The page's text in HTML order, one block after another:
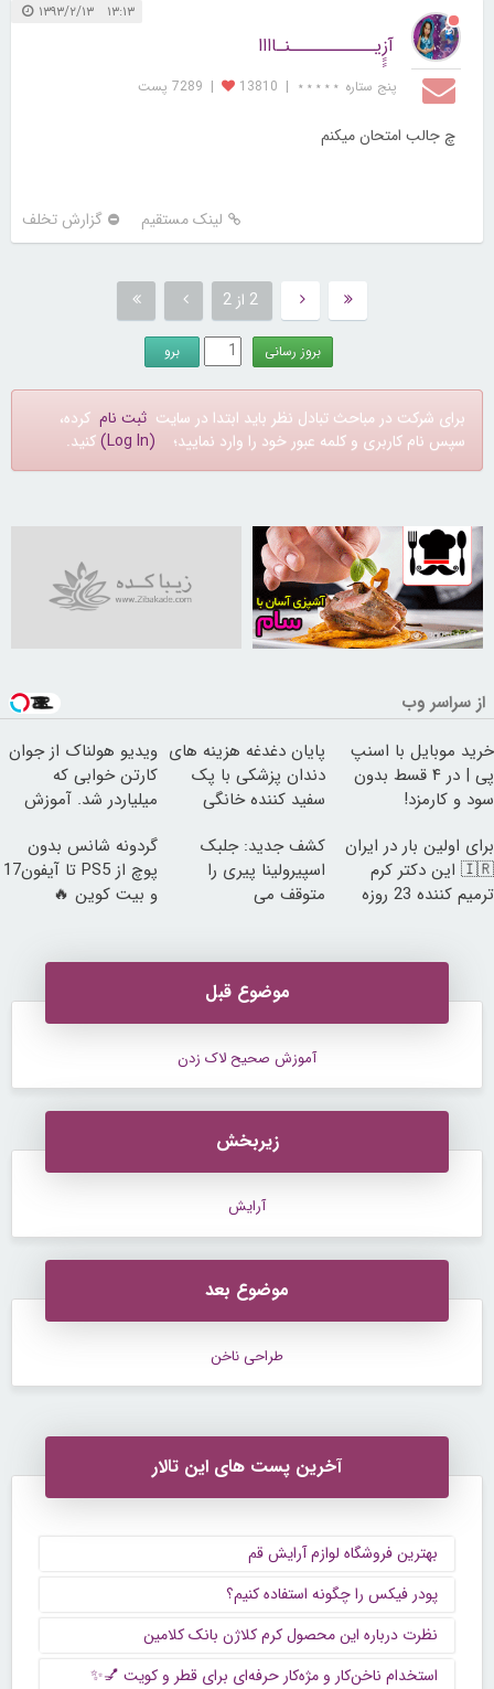
۱۳:۱۳ ۱۳۹۳/۲/۱۳
آزِِِِیـــــــــــنـاااا
پنج ستاره ⋆⋆⋆⋆⋆ |
13810
| 7289 پست
چ جالب امتحان میکنم
لینک مستقیم گزارش تخلف
2 از 2
برای شرکت در مباحث تبادل نظر باید ابتدا در سایت ثبت نام کرده،
سپس نام کاربری و کلمه عبور خود را وارد نمایید؛ (Log In) کنید.
30259149
از سراسر وب
خرید موبایل با اسنپ
پی | در ۴ قسط بدون
سود و کارمزد!
پایان دغدغه هزینه های
دندان پزشکی با پک
سفید کننده خانگی
ویدیو هولناک از جوان
کارتن خوابی که
میلیاردر شد. آموزش
برای اولین بار در ایران
🇮🇷 این دکتر کرم
ترمیم کننده 23 روزه
کشف جدید: جلبک
اسپیرولینا پیری را
متوقف می
گردونه شانس بدون
پوچ از PS5 تا آیفون17
و بیت کوین 🔥
موضوع قبل
آموزش صحیح لاک زدن
زیربخش
آرایش
موضوع بعد
طراحی ناخن
آخرین پست های این تالار
بهترین فروشگاه لوازم آرایش قم
پودر فیکس را چگونه استفاده کنیم؟
نظرت درباره این محصول کرم کلاژن بانک کلامین
استخدام ناخن‌کار و مژه‌کار حرفه‌ای برای قطر و کویت 💅✨